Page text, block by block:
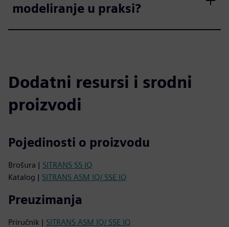
modeliranje u praksi?
Dodatni resursi i srodni
proizvodi
Pojedinosti o proizvodu
Brošura | SITRANS SS IQ
Katalog | SITRANS ASM IQ/ SSE IQ
Preuzimanja
Priručnik | SITRANS ASM IQ/ SSE IQ